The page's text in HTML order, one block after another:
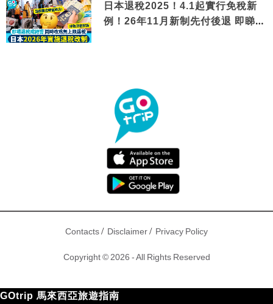
日本退稅2025！4.1起實行免稅新
例！26年11月新制先付後退 即睇步
Contacts/ Disclaimer/ Privacy Policy
Copyright © 2026 - All Rights Reserved
GOtrip 馬來西亞旅遊指南